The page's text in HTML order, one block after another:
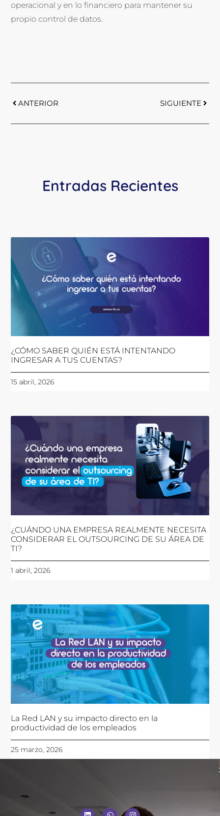
operacional y en lo financiero para mantener su
propio control de datos.
ANTERIOR SIGUIENTE
Entradas Recientes
¿CÓMO SABER QUIÉN ESTÁ INTENTANDO
INGRESAR A TUS CUENTAS?
15 abril, 2026
¿CUÁNDO UNA EMPRESA REALMENTE NECESITA
CONSIDERAR EL OUTSOURCING DE SU ÁREA DE
TI?
1 abril, 2026
La Red LAN y su impacto directo en la
productividad de los empleados
25 marzo, 2026